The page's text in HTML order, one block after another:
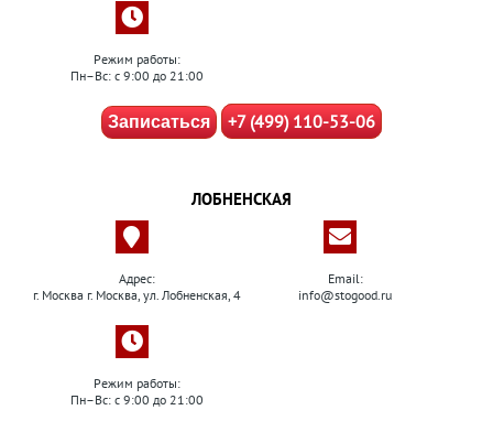
Режим работы:
Пн–Вс: с 9:00 до 21:00
Записаться +7 (499) 110-53-06
ЛОБНЕНСКАЯ
Адрес:
г. Москва г. Москва, ул. Лобненская, 4
Email:
info@stogood.ru
Режим работы:
Пн–Вс: с 9:00 до 21:00